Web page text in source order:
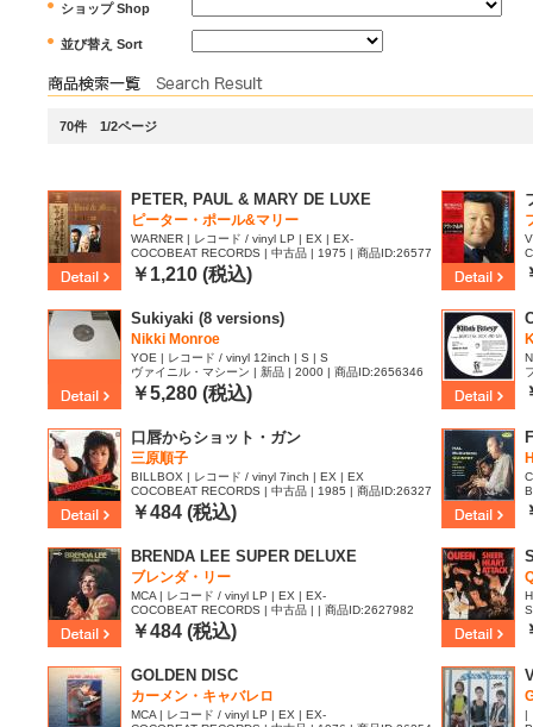
ショップ Shop
並び替え Sort
70件 1/2ページ
PETER, PAUL & MARY DE LUXE
ピーター・ポール&マリー
WARNER | レコード / vinyl LP | EX | EX-
COCOBEAT RECORDS | 中古品 | 1975 | 商品ID:26577
78
￥1,210 (税込)
Sukiyaki (8 versions)
Nikki Monroe
YOE | レコード / vinyl 12inch | S | S
ヴァイニル・マシーン | 新品 | 2000 | 商品ID:2656346
￥5,280 (税込)
口唇からショット・ガン
三原順子
BILLBOX | レコード / vinyl 7inch | EX | EX
COCOBEAT RECORDS | 中古品 | 1985 | 商品ID:26327
13
￥484 (税込)
BRENDA LEE SUPER DELUXE
ブレンダ・リー
MCA | レコード / vinyl LP | EX | EX-
COCOBEAT RECORDS | 中古品 | | 商品ID:2627982
￥484 (税込)
GOLDEN DISC
カーメン・キャバレロ
MCA | レコード / vinyl LP | EX | EX-
|